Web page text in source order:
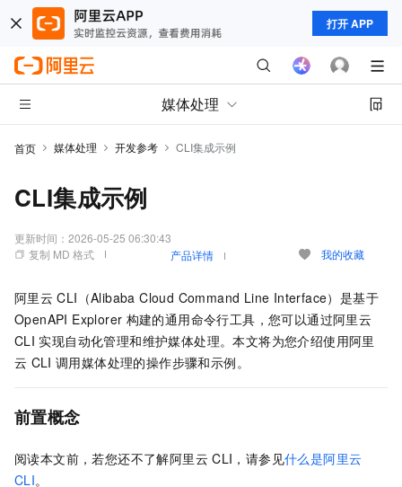
打开 APP
媒体处理
首页 媒体处理 开发参考 CLI集成示例
CLI集成示例
更新时间： 2026-05-25 06:30:43
复制 MD 格式
产品详情 我的收藏
阿里云 CLI（Alibaba Cloud Command Line Interface）是基于
OpenAPI Explorer 构建的通用命令行工具，您可以通过阿里云
CLI 实现自动化管理和维护媒体处理。本文将为您介绍使用阿里
云 CLI 调用媒体处理的操作步骤和示例。
前置概念
阅读本文前，若您还不了解阿里云 CLI，请参见什么是阿里云
CLI。